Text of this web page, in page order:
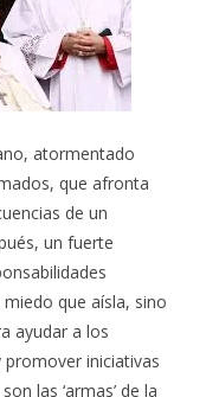
atormentado
que afronta
de un
un fuerte
que aísla, sino
ayudar a los
iniciativas
las ‘armas’ de la